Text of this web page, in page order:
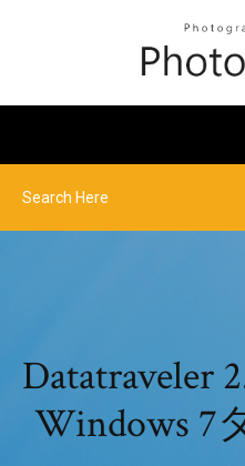
Datatraveler
Windows 7